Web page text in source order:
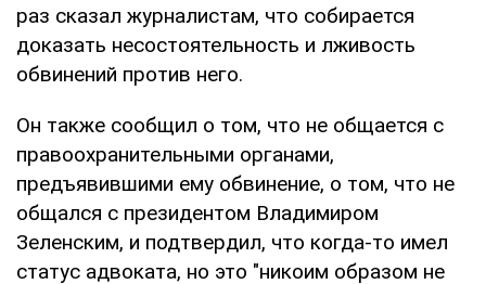
раз сказал журналистам, что собирается
доказать несостоятельность и лживость
обвинений против него.
Он также сообщил о том, что не общается с
правоохранительными органами,
предъявившими ему обвинение, о том, что не
общался с президентом Владимиром
Зеленским, и подтвердил, что когда-то имел
статус адвоката, но это "никоим образом не